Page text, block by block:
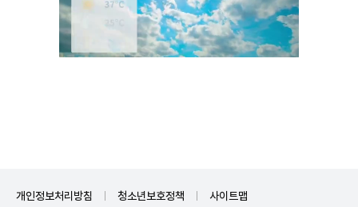
개인정보처리방침 청소년보호정책 사이트맵